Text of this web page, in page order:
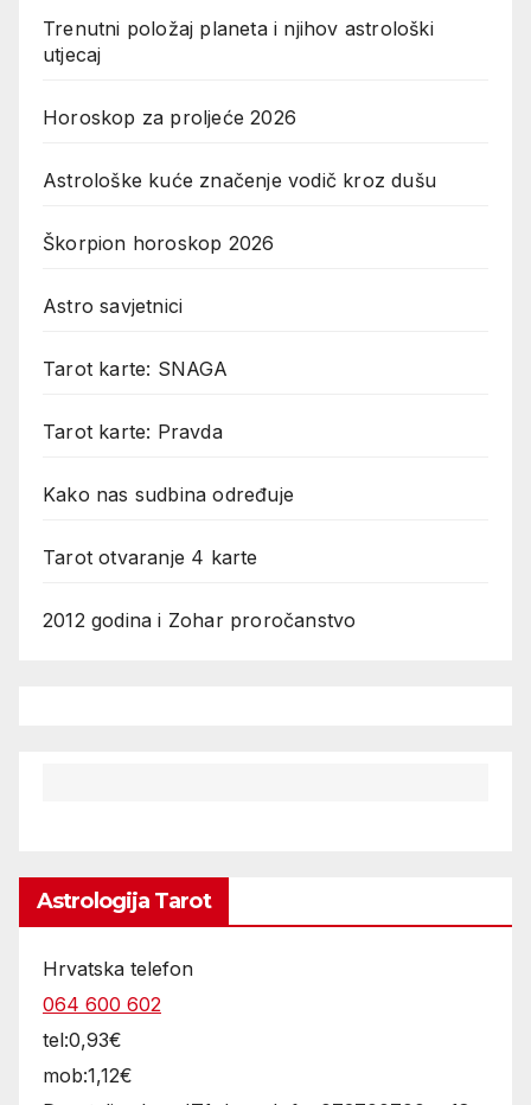
Trenutni položaj planeta i njihov astrološki
utjecaj
Horoskop za proljeće 2026
Astrološke kuće značenje vodič kroz dušu
Škorpion horoskop 2026
Astro savjetnici
Tarot karte: SNAGA
Tarot karte: Pravda
Kako nas sudbina određuje
Tarot otvaranje 4 karte
2012 godina i Zohar proročanstvo
Astrologija Tarot
Hrvatska telefon
064 600 602
tel:0,93€
mob:1,12€